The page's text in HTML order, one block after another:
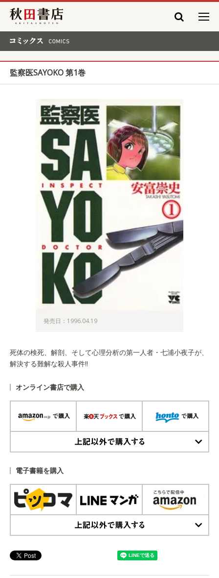
秋田書店
監察医SAYOKO 第1巻
発売日：1996.04.19
死体の検死、解剖、そして心理分析の第一人者・七浦小夜子が、
解決する難解な殺人事件!!
オンライン書店で購入
電子書籍を購入